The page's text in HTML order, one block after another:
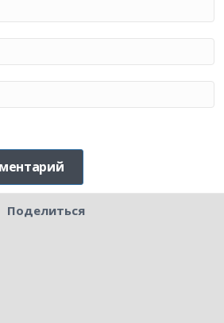
Поделиться